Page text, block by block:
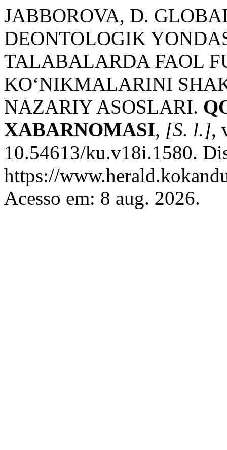
JABBOROVA, D.
DEONTOLOGIK
TALABALARDA FAOL
KO‘NIKMALARINI
NAZARIY ASOSLARI.
XABARNOMASI, [S. l.],
10.54613/ku.v18i.1580.
https://
Acesso em: 8 aug. 2026.